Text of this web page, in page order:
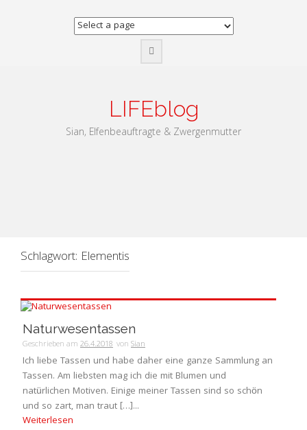
LIFEblog
Sian, Elfenbeauftragte & Zwergenmutter
Schlagwort: Elementis
Naturwesentassen
Geschrieben am 26.4.2018 von Sian
Ich liebe Tassen und habe daher eine ganze Sammlung an
Tassen. Am liebsten mag ich die mit Blumen und
natürlichen Motiven. Einige meiner Tassen sind so schön
und so zart, man traut […]...
Weiterlesen